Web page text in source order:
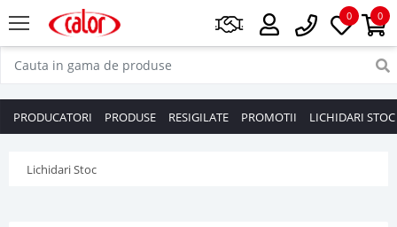
0
0
PRODUCATORI PRODUSE RESIGILATE PROMOTII LICHIDARI STOC
Lichidari Stoc